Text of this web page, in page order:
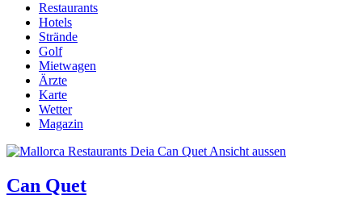
Hauptnavigation
Restaurants
Hotels
Strände
Golf
Mietwagen
Ärzte
Karte
Wetter
Magazin
Can Quet